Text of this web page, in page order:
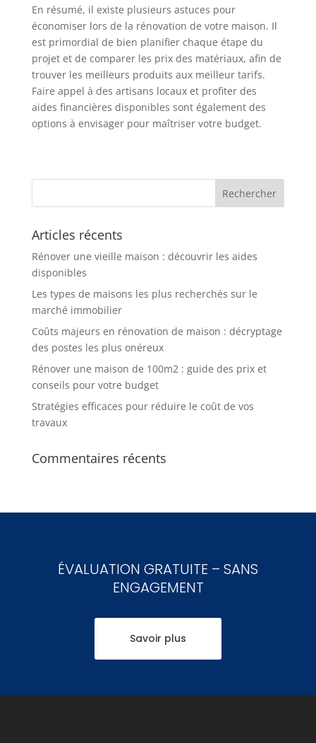
En résumé, il existe plusieurs astuces pour
économiser lors de la rénovation de votre maison. Il
est primordial de bien planifier chaque étape du
projet et de comparer les prix des matériaux, afin de
trouver les meilleurs produits aux meilleur tarifs.
Faire appel à des artisans locaux et profiter des
aides financières disponibles sont également des
options à envisager pour maîtriser votre budget.
Articles récents
Rénover une vieille maison : découvrir les aides
disponibles
Les types de maisons les plus recherchés sur le
marché immobilier
Coûts majeurs en rénovation de maison : décryptage
des postes les plus onéreux
Rénover une maison de 100m2 : guide des prix et
conseils pour votre budget
Stratégies efficaces pour réduire le coût de vos
travaux
Commentaires récents
ÉVALUATION GRATUITE – SANS
ENGAGEMENT
Savoir plus